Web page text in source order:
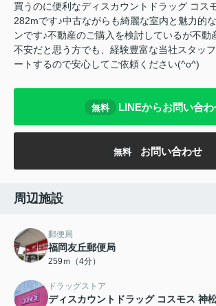
買うのに便利なディスカウントドラッグ コス
282mです♪中古ながらも綺麗な室内と魅力的
ンです♪不動産のご購入を検討しているが不動
不安だと思う方でも、経験豊富な当社スタッ
ートするので安心してご依頼ください(^o^)
無料 LINEからお問い合わ
無料 お問い合わせ
周辺施設
郵便局
福岡友丘郵便局
259ｍ（4分）
ドラッグストア
ディスカウントドラッグ コスモス 神